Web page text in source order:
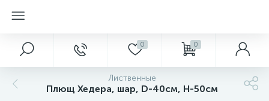
0 0
Лиственные
Плющ Хедера, шар, D-40см, H-50см